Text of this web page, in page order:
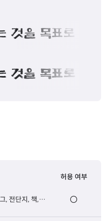
것을 목표로 삼
것을 목표로 삼
허용 여부
, 전단지, 책,